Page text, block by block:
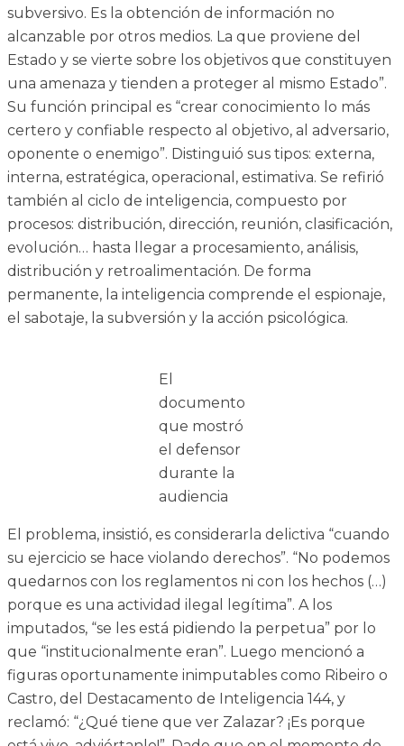
subversivo. Es la obtención de información no
alcanzable por otros medios. La que proviene del
Estado y se vierte sobre los objetivos que constituyen
una amenaza y tienden a proteger al mismo Estado”.
Su función principal es “crear conocimiento lo más
certero y confiable respecto al objetivo, al adversario,
oponente o enemigo”. Distinguió sus tipos: externa,
interna, estratégica, operacional, estimativa. Se refirió
también al ciclo de inteligencia, compuesto por
procesos: distribución, dirección, reunión, clasificación,
evolución… hasta llegar a procesamiento, análisis,
distribución y retroalimentación. De forma
permanente, la inteligencia comprende el espionaje,
el sabotaje, la subversión y la acción psicológica.
El
documento
que mostró
el defensor
durante la
audiencia
El problema, insistió, es considerarla delictiva “cuando
su ejercicio se hace violando derechos”. “No podemos
quedarnos con los reglamentos ni con los hechos (…)
porque es una actividad ilegal legítima”. A los
imputados, “se les está pidiendo la perpetua” por lo
que “institucionalmente eran”. Luego mencionó a
figuras oportunamente inimputables como Ribeiro o
Castro, del Destacamento de Inteligencia 144, y
reclamó: “¿Qué tiene que ver Zalazar? ¡Es porque